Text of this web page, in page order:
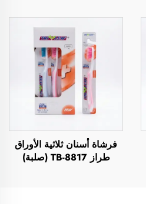
فرشاة أسنان ثلاثية الأوراق
طراز TB-8817 (صلبة)